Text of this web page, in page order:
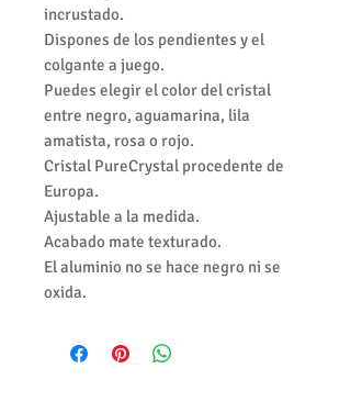
incrustado.
Dispones de los pendientes y el
colgante a juego.
Puedes elegir el color del cristal
entre negro, aguamarina, lila
amatista, rosa o rojo.
Cristal PureCrystal procedente de
Europa.
Ajustable a la medida.
Acabado mate texturado.
El aluminio no se hace negro ni se
oxida.